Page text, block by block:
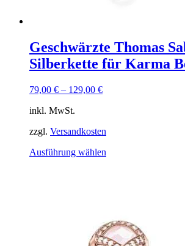
Geschwärzte Thomas
Silberkette für Karma
79,00 € – 129,00 €
inkl. MwSt.
zzgl. Versandkosten
Ausführung wählen
Optionen
können